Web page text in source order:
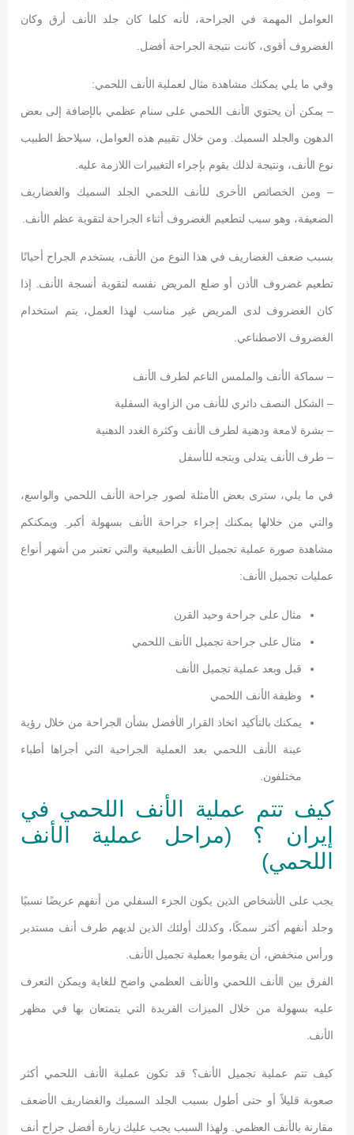
العوامل المهمة في الجراحة، لأنه كلما كان جلد الأنف أرق وكان
الغضروف أقوى، كانت نتيجة الجراحة أفضل.
وفي ما يلي يمكنك مشاهدة مثال لعملية الأنف اللحمي:
– يمكن أن يحتوي الأنف اللحمي على سنام عظمي بالإضافة إلى بعض
الدهون والجلد السميك. ومن خلال تقييم هذه العوامل، سيلاحظ الطبيب
نوع الأنف، ونتيجة لذلك يقوم بإجراء التغييرات اللازمة عليه.
– ومن الخصائص الأخرى للأنف اللحمي الجلد السميك والغضاريف
الضعيفة، وهو سبب لتطعيم الغضروف أثناء الجراحة لتقوية عظم الأنف.
بسبب ضعف الغضاريف في هذا النوع من الأنف، يستخدم الجراح أحيانًا
تطعيم غضروف الأذن أو ضلع المريض نفسه لتقوية أنسجة الأنف. إذا
كان الغضروف لدى المريض غير مناسب لهذا العمل، يتم استخدام
الغضروف الاصطناعي.
– سماكة الأنف والملمس الناعم لطرف الأنف
– الشكل النصف دائري للأنف من الزاوية السفلية
– بشرة لامعة ودهنية لطرف الأنف وكثرة الغدد الدهنية
– طرف الأنف يتدلى ويتجه للأسفل
في ما يلي، سترى بعض الأمثلة لصور جراحة الأنف اللحمي والواسع،
والتي من خلالها يمكنك إجراء جراحة الأنف بسهولة أكبر. ويمكنكم
مشاهدة صورة عملية تجميل الأنف الطبيعية والتي تعتبر من أشهر أنواع
عمليات تجميل الأنف:
مثال على جراحة وحيد القرن
مثال على جراحة تجميل الأنف اللحمي
قبل وبعد عملية تجميل الأنف
وظيفة الأنف اللحمي
يمكنك بالتأكيد اتخاذ القرار الأفضل بشأن الجراحة من خلال رؤية
عينة الأنف اللحمي بعد العملية الجراحية التي أجراها أطباء
مختلفون.
كيف تتم عملية الأنف اللحمي في
إيران ؟ (مراحل عملية الأنف
اللحمي)
يجب على الأشخاص الذين يكون الجزء السفلي من أنفهم عريضًا نسبيًا
وجلد أنفهم أكثر سمكًا، وكذلك أولئك الذين لديهم طرف أنف مستدير
ورأس منخفض، أن يقوموا بعملية تجميل الأنف.
الفرق بين الأنف اللحمي والأنف العظمي واضح للغاية ويمكن التعرف
عليه بسهولة من خلال الميزات الفريدة التي يتمتعان بها في مظهر
الأنف.
كيف تتم عملية تجميل الأنف؟ قد تكون عملية الأنف اللحمي أكثر
صعوبة قليلاً أو حتى أطول بسبب الجلد السميك والغضاريف الأضعف
مقارنة بالأنف العظمي. ولهذا السبب يجب عليك زيارة أفضل جراح أنف